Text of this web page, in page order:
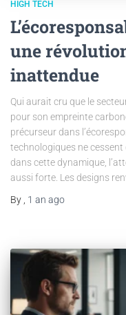
HIGH TECH
une
inattendue
Qui aurait cru que le
pour son empreinte
précurseur dans
technologiques ne cessent
dans cette dynamique,
aussi forte. Les designs
By , 1 an ago